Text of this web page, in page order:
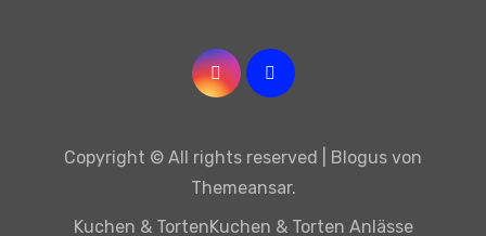
Copyright © All rights reserved Blogus von
Themeansar.
Kuchen & TortenKuchen & Torten Anlässe